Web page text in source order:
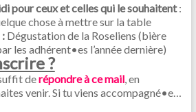
pour ceux et celles qui le souhaitent:
chose à mettre sur la table
Dégustation de la Roseliens (bière
les adhérent•es l’année dernière)
?
derépondre à ce mail, en
venir. Si tu viens accompagné•e…